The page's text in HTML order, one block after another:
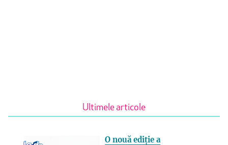
Ultimele articole
O nouă ediție a